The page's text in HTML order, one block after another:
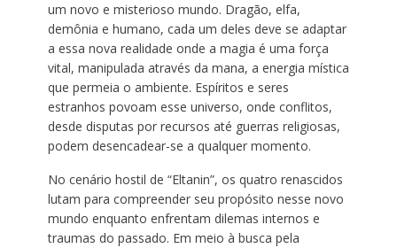
um novo e misterioso mundo. Dragão, elfa,
demônia e humano, cada um deles deve se adaptar
a essa nova realidade onde a magia é uma força
vital, manipulada através da mana, a energia mística
que permeia o ambiente. Espíritos e seres
estranhos povoam esse universo, onde conflitos,
desde disputas por recursos até guerras religiosas,
podem desencadear-se a qualquer momento.
No cenário hostil de “Eltanin”, os quatro renascidos
lutam para compreender seu propósito nesse novo
mundo enquanto enfrentam dilemas internos e
traumas do passado. Em meio à busca pela